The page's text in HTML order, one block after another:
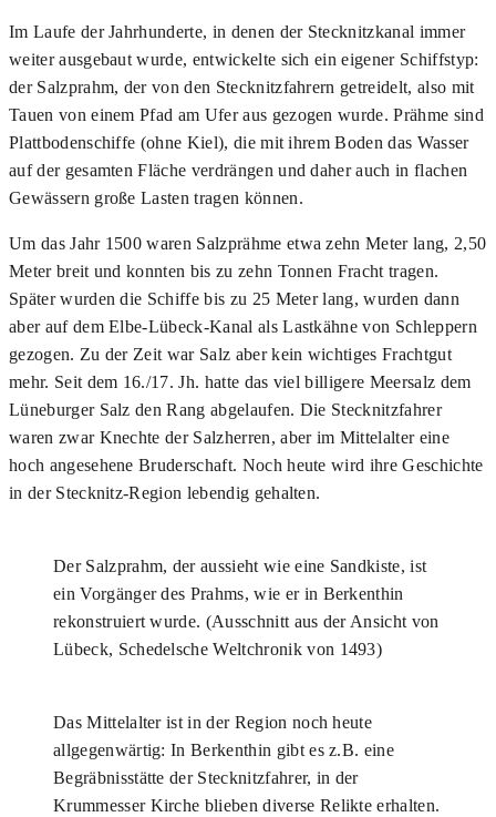
Im Laufe der Jahrhunderte, in denen der Stecknitzkanal immer
weiter ausgebaut wurde, entwickelte sich ein eigener Schiffstyp:
der Salzprahm, der von den Stecknitzfahrern getreidelt, also mit
Tauen von einem Pfad am Ufer aus gezogen wurde. Prähme sind
Plattbodenschiffe (ohne Kiel), die mit ihrem Boden das Wasser
auf der gesamten Fläche verdrängen und daher auch in flachen
Gewässern große Lasten tragen können.
Um das Jahr 1500 waren Salzprähme etwa zehn Meter lang, 2,50
Meter breit und konnten bis zu zehn Tonnen Fracht tragen.
Später wurden die Schiffe bis zu 25 Meter lang, wurden dann
aber auf dem Elbe-Lübeck-Kanal als Lastkähne von Schleppern
gezogen. Zu der Zeit war Salz aber kein wichtiges Frachtgut
mehr. Seit dem 16./17. Jh. hatte das viel billigere Meersalz dem
Lüneburger Salz den Rang abgelaufen. Die Stecknitzfahrer
waren zwar Knechte der Salzherren, aber im Mittelalter eine
hoch angesehene Bruderschaft. Noch heute wird ihre Geschichte
in der Stecknitz-Region lebendig gehalten.
Der Salzprahm, der aussieht wie eine Sandkiste, ist
ein Vorgänger des Prahms, wie er in Berken­thin
rekonstruiert wurde. (Ausschnitt aus der An­sicht von
Lübeck, Schedelsche Weltchronik von 1493)
Das Mittelalter ist in der Region noch heute
allgegenwärtig: In Berkenthin gibt es z.B. eine
Begräbnisstätte der Stecknitzfahrer, in der
Krummesser Kirche blieben diverse Relikte erhalten.